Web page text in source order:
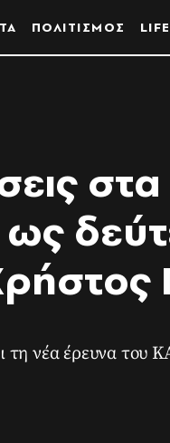
ΠΟΛΙΤΙΣΜΟΣ LIFE
στα
τη νέα έρευνα